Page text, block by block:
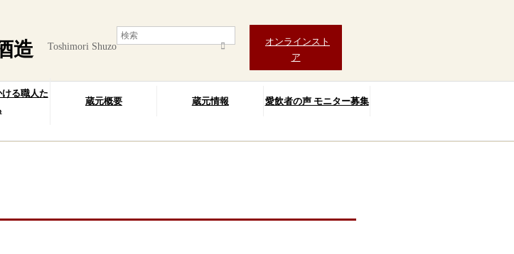
オンラインスト
ア
造 Toshimori Shuzo
る職人た
蔵元概要 蔵元情報 愛飲者の声 モニター募集